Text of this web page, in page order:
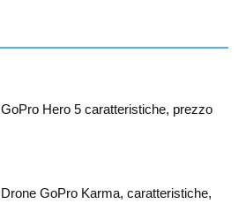
GoPro Hero 5 caratteristiche, prezzo
Drone GoPro Karma, caratteristiche,